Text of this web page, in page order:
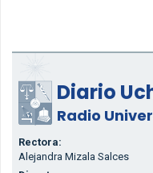
Diario
Radio
Rectora:
Alejandra Mizala Salces